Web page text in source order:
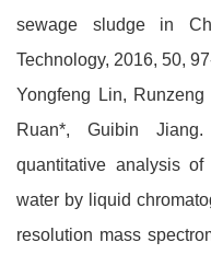
sewage sludge in
Technology, 2016, 50,
Yongfeng Lin,
Ruan*, Guibin
quantitative analysis
water by liquid
resolution mass